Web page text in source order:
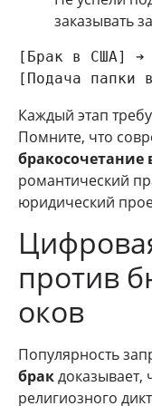
заказывать
[Брак в США] ➔
Каждый этап
Помните, что
бракосочетание
романтический
юридический
против
оков
Популярность
бракдоказывает,
религиозного